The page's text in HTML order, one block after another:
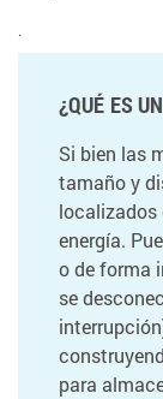
.
¿QUÉ ES
Si bien las
tamaño y
localizados
energía.
o de forma
se
para